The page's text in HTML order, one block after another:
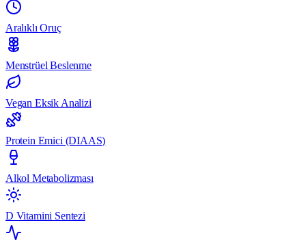
Aralıklı Oruç
Menstrüel Beslenme
Vegan Eksik Analizi
Protein Emici (DIAAS)
Alkol Metabolizması
D Vitamini Sentezi